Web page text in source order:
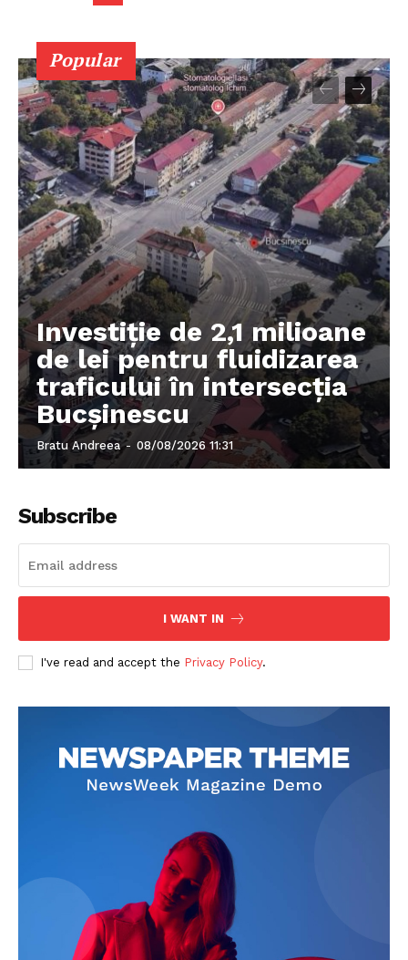
Popular
Investiție de 2,1 milioane
de lei pentru fluidizarea
traficului în intersecția
Bucșinescu
Bratu Andreea - 08/08/2026 11:31
Subscribe
I WANT IN
I've read and accept the Privacy Policy.